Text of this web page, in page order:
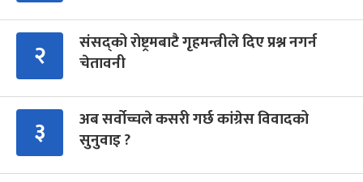
२
संसद्को रोष्ट्रमबाटै गृहमन्त्रीले दिए प्रश्न नगर्न
चेतावनी
३
अब सर्वोच्चले कसरी गर्छ कांग्रेस विवादको
सुनुवाइ ?